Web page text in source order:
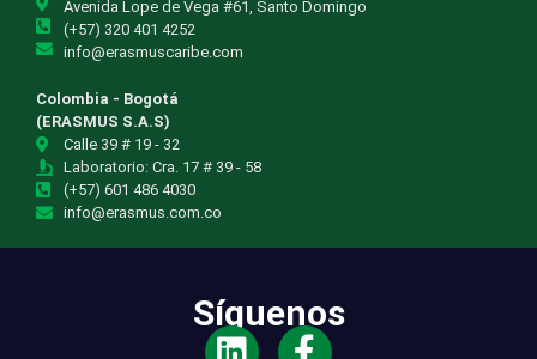
Avenida Lope de Vega #61, Santo Domingo
(+57) 320 401 4252
info@erasmuscaribe.com
Colombia - Bogotá
(ERASMUS S.A.S)
Calle 39 # 19 - 32
Laboratorio: Cra. 17 # 39 - 58
(+57) 601 486 4030
info@erasmus.com.co
Síguenos